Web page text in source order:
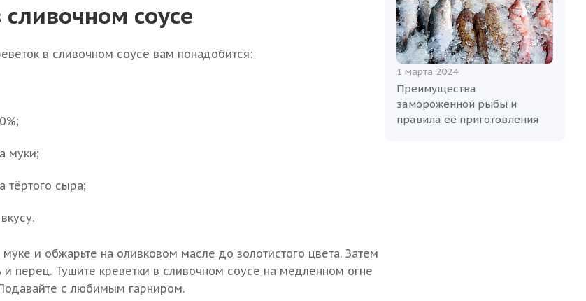
соусе
в сливочном соусе вам понадобится:
муки;
тёртого сыра;
и обжарьте на оливковом масле до золотистого цвета. Затем
и перец. Тушите креветки в сливочном соусе на медленном огне
с любимым гарниром.
1 марта 2024
Преимущества
замороженной рыбы и
правила её приготовления